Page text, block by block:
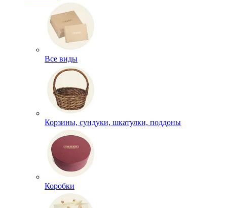
Все виды
Корзины, сундуки, шкатулки, поддоны
Коробки